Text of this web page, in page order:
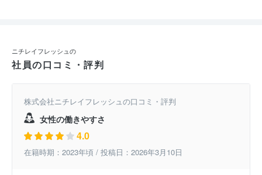
ニチレイフレッシュの
社員の口コミ・評判
株式会社ニチレイフレッシュの口コミ・評判
女性の働きやすさ
4.0
在籍時期：2023年頃 / 投稿日：2026年3月10日